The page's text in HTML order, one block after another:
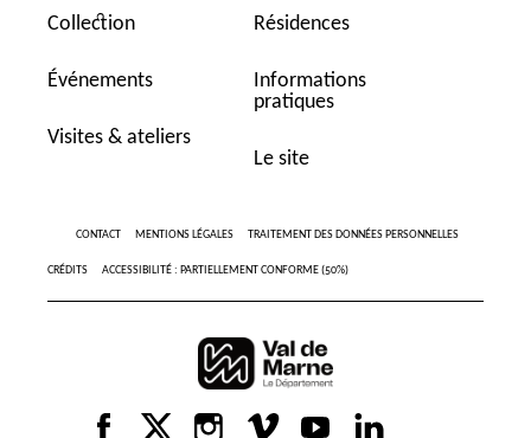
Collection
Événements
Visites & ateliers
Résidences
Informations
pratiques
Le site
CONTACT MENTIONS LÉGALES TRAITEMENT DES DONNÉES PERSONNELLES
CRÉDITS ACCESSIBILITÉ : PARTIELLEMENT CONFORME (50%)